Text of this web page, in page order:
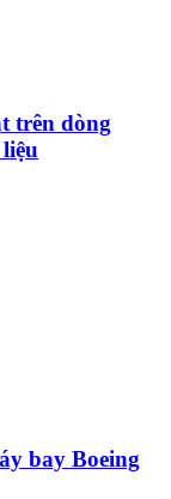
trên dòng
bay Boeing